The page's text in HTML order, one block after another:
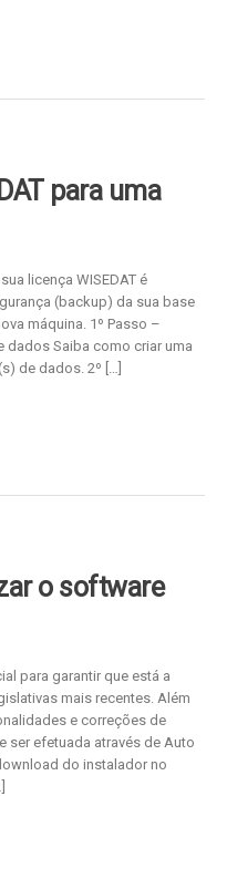
para uma
licença WISEDAT é
(backup) da sua base
máquina. 1º Passo –
dados Saiba como criar uma
de dados. 2º […]
o software
para garantir que está a
mais recentes. Além
e correções de
ser efetuada através de Auto
do instalador no